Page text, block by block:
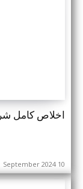
اخلاص کامل
10 September 2024